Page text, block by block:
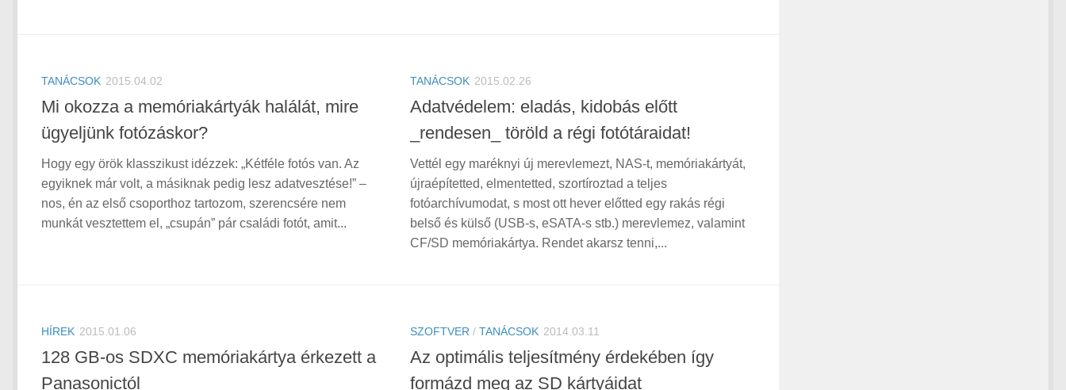
TANÁCSOK 2015.04.02
Mi okozza a memóriakártyák halálát, mire
ügyeljünk fotózáskor?
Hogy egy örök klasszikust idézzek: „Kétféle fotós van. Az
egyiknek már volt, a másiknak pedig lesz adatvesztése!” –
nos, én az első csoporthoz tartozom, szerencsére nem
munkát vesztettem el, „csupán” pár családi fotót, amit...
TANÁCSOK 2015.02.26
Adatvédelem: eladás, kidobás előtt
_rendesen_ töröld a régi fotótáraidat!
Vettél egy maréknyi új merevlemezt, NAS-t, memóriakártyát,
újraépítetted, elmentetted, szortíroztad a teljes
fotóarchívumodat, s most ott hever előtted egy rakás régi
belső és külső (USB-s, eSATA-s stb.) merevlemez, valamint
CF/SD memóriakártya. Rendet akarsz tenni,...
HÍREK 2015.01.06
128 GB-os SDXC memóriakártya érkezett a
Panasonictól
SZOFTVER / TANÁCSOK 2014.03.11
Az optimális teljesítmény érdekében így
formázd meg az SD kártyáidat